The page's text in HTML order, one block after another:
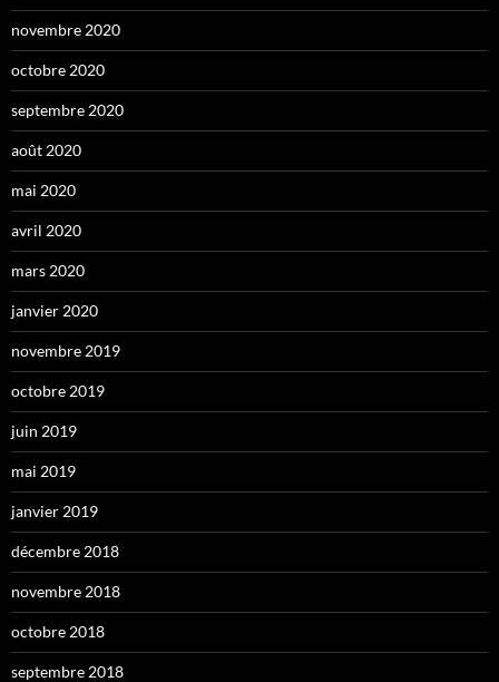
novembre 2020
octobre 2020
septembre 2020
août 2020
mai 2020
avril 2020
mars 2020
janvier 2020
novembre 2019
octobre 2019
juin 2019
mai 2019
janvier 2019
décembre 2018
novembre 2018
octobre 2018
septembre 2018